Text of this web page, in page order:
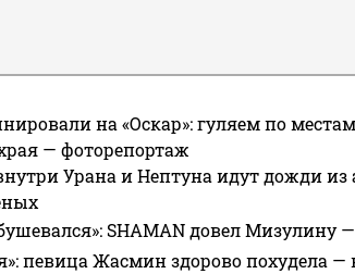
на «Оскар»: гуляем по
— фоторепортаж
Урана и Нептуна идут дожди из
SHAMAN довел Мизулину
певица Жасмин здорово похудела —